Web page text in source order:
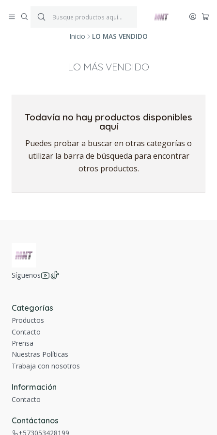
*Aplica condiciones y restricciones*
Inicio LO MÁS VENDIDO
LO MÁS VENDIDO
Todavía no hay productos disponibles
aquí
Puedes probar a buscar en otras categorías o
utilizar la barra de búsqueda para encontrar
otros productos.
Síguenos
Categorías
Productos
Contacto
Prensa
Nuestras Políticas
Trabaja con nosotros
Información
Contacto
Contáctanos
+573053428199